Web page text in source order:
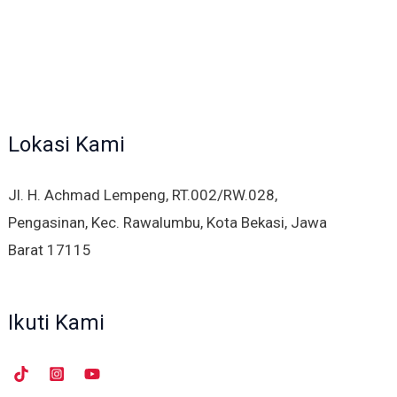
Lokasi Kami
Jl. H. Achmad Lempeng, RT.002/RW.028,
Pengasinan, Kec. Rawalumbu, Kota Bekasi, Jawa
Barat 17115
Ikuti Kami